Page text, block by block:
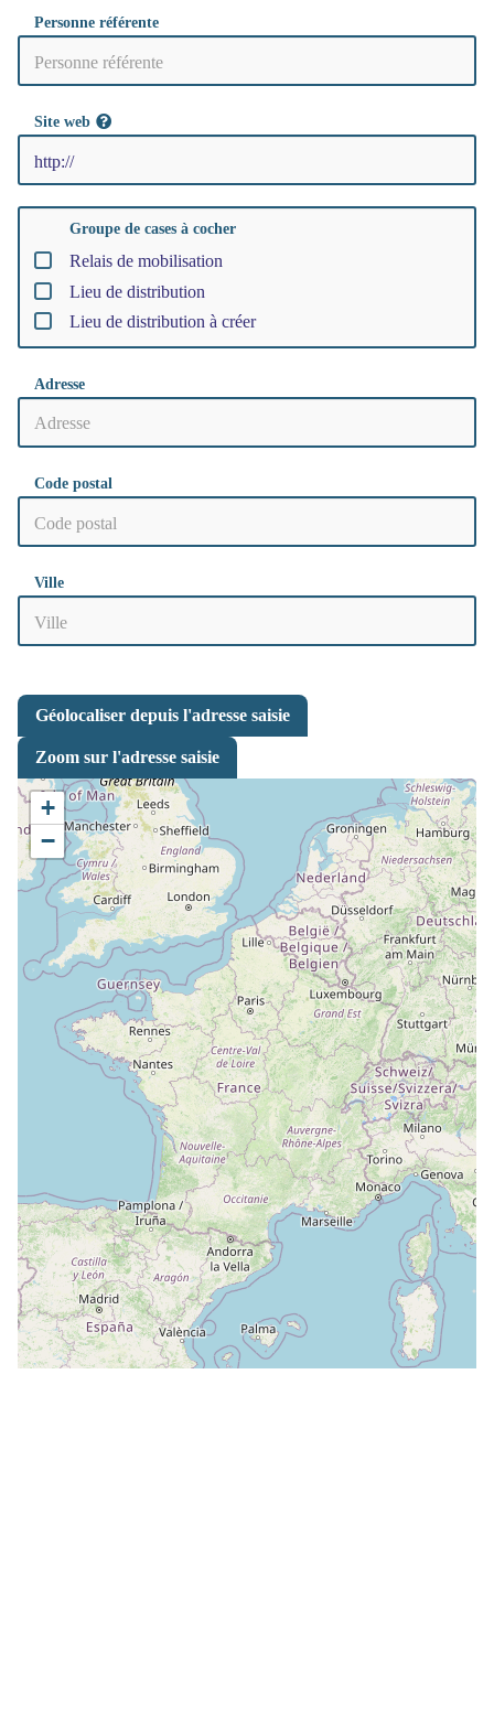
Personne référente
Site web
Groupe de cases à cocher
Relais de mobilisation
Lieu de distribution
Lieu de distribution à créer
Adresse
Code postal
Ville
Géolocaliser depuis l'adresse saisie
Zoom sur l'adresse saisie
+
−